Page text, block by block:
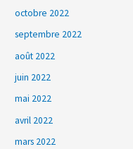
octobre 2022
septembre 2022
août 2022
juin 2022
mai 2022
avril 2022
mars 2022